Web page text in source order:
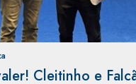
Cleitinho e